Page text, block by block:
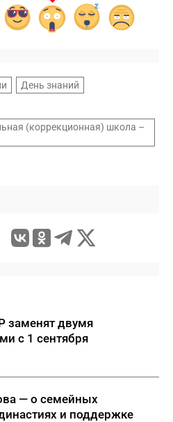
День знаний
(коррекционная) школа –
заменят двумя
с 1 сентября
— о семейных
и поддержке